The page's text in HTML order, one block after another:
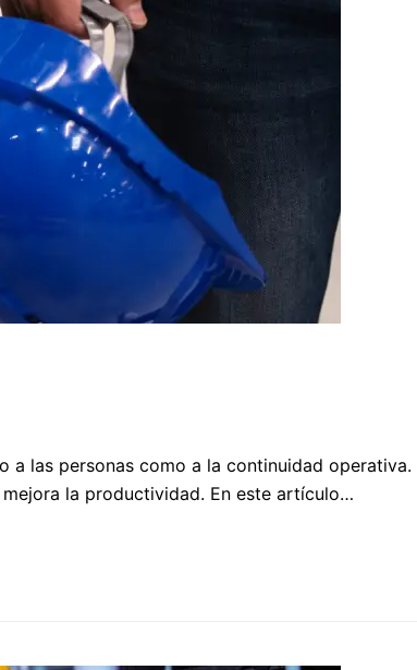
las personas como a la continuidad
la productividad. En este artículo…